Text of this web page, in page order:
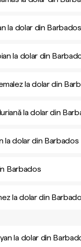
la dolar din Barbados
la dolar din
la dolar din
la dolar din
la dolar din Barbados
Barbados
la dolar din
la dolar din